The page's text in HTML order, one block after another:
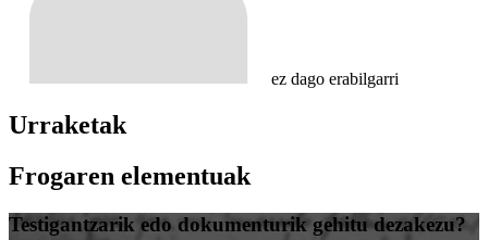
ez dago erabilgarri
Urraketak
Frogaren elementuak
Testigantzarik edo dokumenturik gehitu dezakezu?